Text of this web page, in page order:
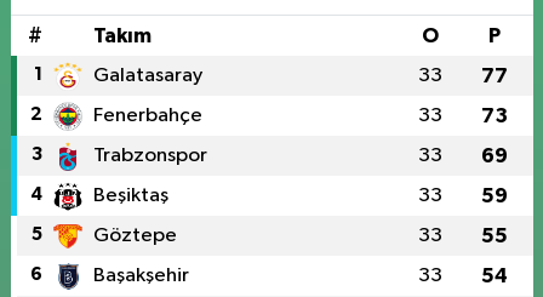
# Takım O P
1 Galatasaray 33 77
2 Fenerbahçe 33 73
3 Trabzonspor 33 69
4 Beşiktaş 33 59
5 Göztepe 33 55
6 Başakşehir 33 54